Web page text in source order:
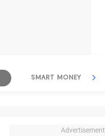
SMART MONEY
Advertisement